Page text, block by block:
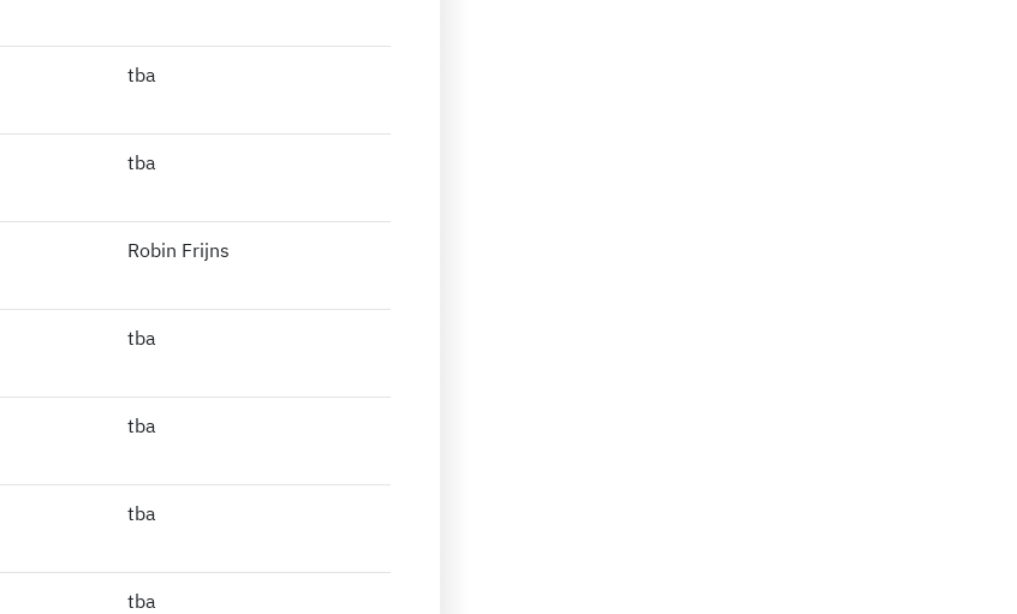
tba
tba
Robin Frijns
tba
tba
tba
tba